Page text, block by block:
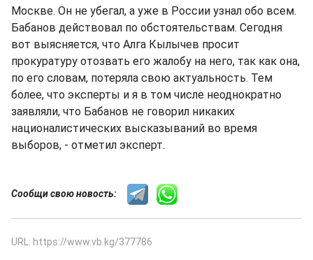
Москве. Он не убегал, а уже в России узнал обо всем.
Бабанов действовал по обстоятельствам. Сегодня
вот выясняется, что Алга Кылычев просит
прокуратуру отозвать его жалобу на него, так как она,
по его словам, потеряла свою актуальность. Тем
более, что эксперты и я в том числе неоднократно
заявляли, что Бабанов не говорил никаких
националистических высказываний во время
выборов, - отметил эксперт.
Сообщи свою новость:
URL: https://www.vb.kg/377786